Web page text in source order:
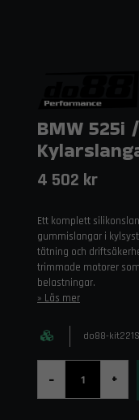
BMW 525i
4 502 kr
Ett komplett
gummislangar i
tätning och
trimmade motorer
belastningar.
Läs mer
do88-kit221S
- +